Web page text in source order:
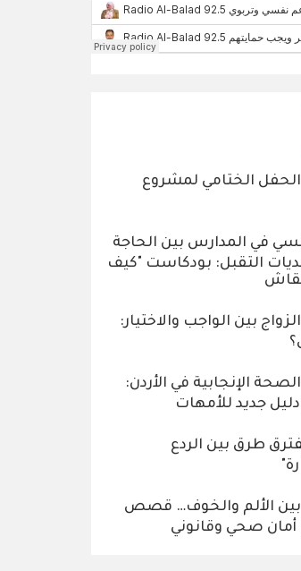
الختامي لمشروع
في المدارس بين الحاجة
التقبل: بودكاست "كيف
بين الواجب والاختيار:
الإنجابية في الأردن:
جديد للأمهات
طرق بين الردع
الألم والخوف… قصص
صحي وقانوني